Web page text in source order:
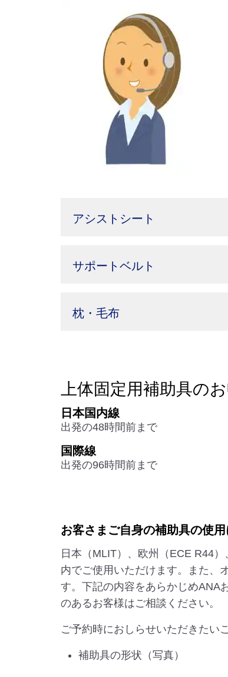
アシストシート
サポートベルト
枕・毛布
上体固定用補助具の
日本国内線
出発の48時間前まで
国際線
出発の96時間前まで
お客さまご自身の補助具の使
日本（MLIT）、欧州（ECE R44
内でご使用いただけます。また、
す。下記の内容をあらかじめANA
のあるお客様はご相談ください。
ご予約時におしらせいただきたい
補助具の形状（写真）